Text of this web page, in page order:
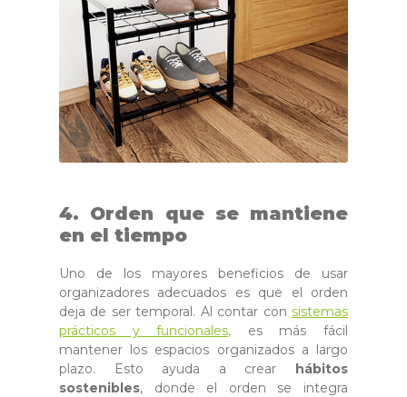
4. Orden que se mantiene
en el tiempo
Uno de los mayores beneficios de usar
organizadores adecuados es que el orden
deja de ser temporal. Al contar con sistemas
prácticos y funcionales, es más fácil
mantener los espacios organizados a largo
plazo. Esto ayuda a crear hábitos
sostenibles, donde el orden se integra